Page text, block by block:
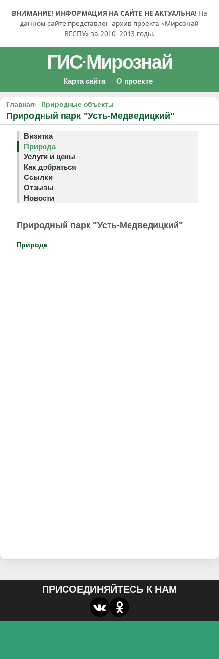
ВНИМАНИЕ! ИНФОРМАЦИЯ НА САЙТЕ НЕ АКТУАЛЬНА! На
данном сайте представлен архив проекта «Мирознай
ВГСПУ» за 2010–2013 годы.
ГИС·Мирознай
Карта сайта О проекте
Главная Природные объекты
Природный парк "Усть-Медведицкий"
Визитка
Природа
Услуги и цены
Как добраться
Ссылки
Отзывы
Новости
Природный парк "Усть-Медведицкий"
Природа
ПРИСОЕДИНЯЙТЕСЬ К НАМ